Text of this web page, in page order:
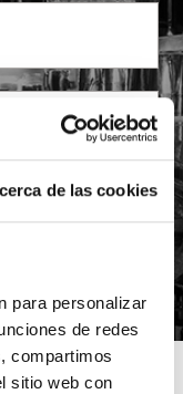
de las cookies
para personalizar
de redes
compartimos
sitio web con